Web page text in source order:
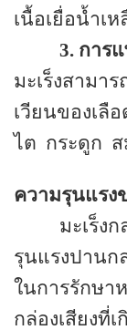
เนื้อเยื่อน้ำเ
3. การ
มะเร็งสามา
เวียนของเลื
ไต กระดูก
ความรุนแรง
มะเร็ง
รุนแรงปานก
ในการรักษา
กล่องเสียงที่เ